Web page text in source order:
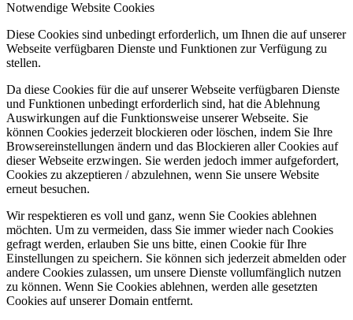
Notwendige Website Cookies
Diese Cookies sind unbedingt erforderlich, um Ihnen die auf unserer
Webseite verfügbaren Dienste und Funktionen zur Verfügung zu
stellen.
Da diese Cookies für die auf unserer Webseite verfügbaren Dienste
und Funktionen unbedingt erforderlich sind, hat die Ablehnung
Auswirkungen auf die Funktionsweise unserer Webseite. Sie
können Cookies jederzeit blockieren oder löschen, indem Sie Ihre
Browsereinstellungen ändern und das Blockieren aller Cookies auf
dieser Webseite erzwingen. Sie werden jedoch immer aufgefordert,
Cookies zu akzeptieren / abzulehnen, wenn Sie unsere Website
erneut besuchen.
Wir respektieren es voll und ganz, wenn Sie Cookies ablehnen
möchten. Um zu vermeiden, dass Sie immer wieder nach Cookies
gefragt werden, erlauben Sie uns bitte, einen Cookie für Ihre
Einstellungen zu speichern. Sie können sich jederzeit abmelden oder
andere Cookies zulassen, um unsere Dienste vollumfänglich nutzen
zu können. Wenn Sie Cookies ablehnen, werden alle gesetzten
Cookies auf unserer Domain entfernt.